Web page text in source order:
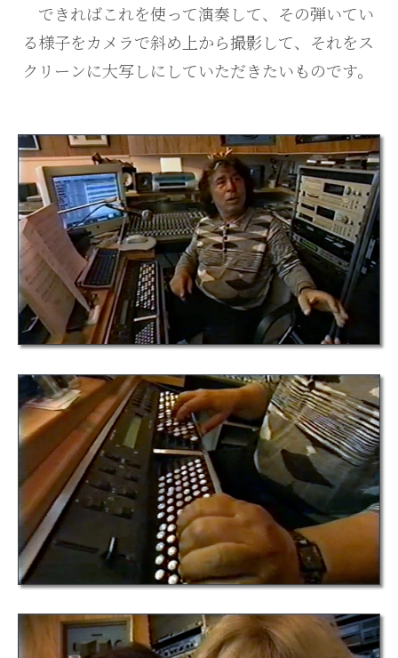
できればこれを使って演奏して、その弾いてい
る様子をカメラで斜め上から撮影して、それをス
クリーンに大写しにしていただきたいものです。